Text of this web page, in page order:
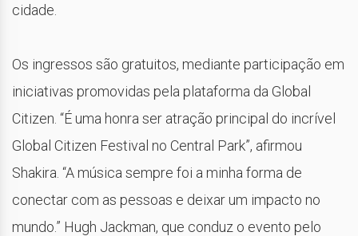
cidade.
Os ingressos são gratuitos, mediante participação em
iniciativas promovidas pela plataforma da Global
Citizen. “É uma honra ser atração principal do incrível
Global Citizen Festival no Central Park”, afirmou
Shakira. “A música sempre foi a minha forma de
conectar com as pessoas e deixar um impacto no
mundo.” Hugh Jackman, que conduz o evento pelo